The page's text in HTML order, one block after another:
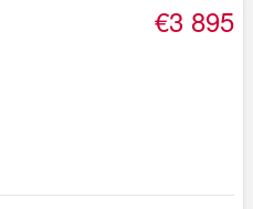
€3 895